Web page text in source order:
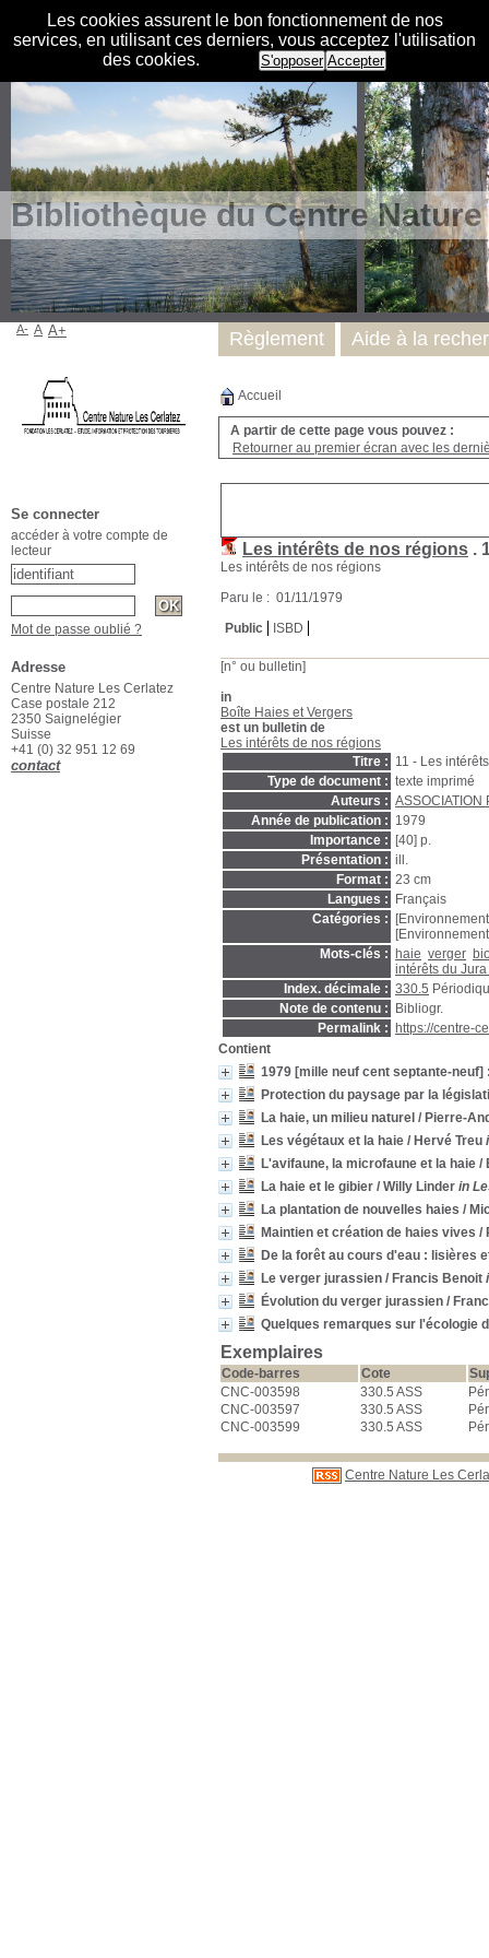
Les cookies assurent le bon fonctionnement de nos
services, en utilisant ces derniers, vous acceptez l'utilisation
des cookies.
S'opposer Accepter
Bibliothèque du Centre
Accueil
A partir de cette page vous pouvez :
Retourner au premier écran avec les
Les intérêts de nos régions .
Les intérêts de nos régions
Paru le : 01/11/1979
Public
ISBD
[n° ou bulletin]
in
Boîte Haies et Vergers
est un bulletin de
Les intérêts de nos régions
Titre : 11 - Les
Type de document : texte imprimé
Auteurs : ASSOCIATION
Année de publication : 1979
Importance :
[40] p.
Présentation : ill.
Format : 23 cm
Langues :
Français
Catégories :
Mots-clés :
haie verger
intérêts du
Index. décimale : 330.5
Note de contenu :
Bibliogr.
Permalink :
https://centre-
Contient
1979 [mille neuf cent septante-neuf]
Protection du paysage par la
La haie, un milieu naturel / Pierre-
Les végétaux et la haie / Hervé Treu
L'avifaune, la microfaune et la haie /
La haie et le gibier / Willy Linder in
La plantation de nouvelles haies /
Maintien et création de haies vives /
De la forêt au cours d'eau : lisières
Le verger jurassien / Francis Benoit
Évolution du verger jurassien /
Quelques remarques sur l'écologie
Exemplaires
Code-barres Cote
CNC-003598
330.5 ASS
CNC-003597
330.5 ASS
CNC-003599
330.5 ASS
Centre Nature Les
Règlement Aide à la
A- A A+
Se connecter
accéder à votre compte de
lecteur
Mot de passe oublié ?
Adresse
Centre Nature Les Cerlatez
Case postale 212
2350 Saignelégier
Suisse
+41 (0) 32 951 12 69
contact